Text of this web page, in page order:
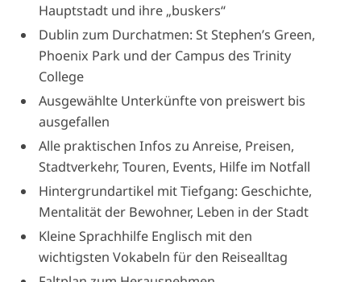
Hauptstadt und ihre „buskers“
Dublin zum Durchatmen: St Stephen’s Green,
Phoenix Park und der Campus des Trinity
College
Ausgewählte Unterkünfte von preiswert bis
ausgefallen
Alle praktischen Infos zu Anreise, Preisen,
Stadtverkehr, Touren, Events, Hilfe im Notfall
Hintergrundartikel mit Tiefgang: Geschichte,
Mentalität der Bewohner, Leben in der Stadt
Kleine Sprachhilfe Englisch mit den
wichtigsten Vokabeln für den Reisealltag